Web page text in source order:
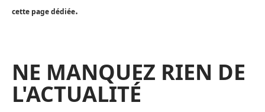
cette page dédiée.
NE MANQUEZ RIEN DE
L'ACTUALITÉ